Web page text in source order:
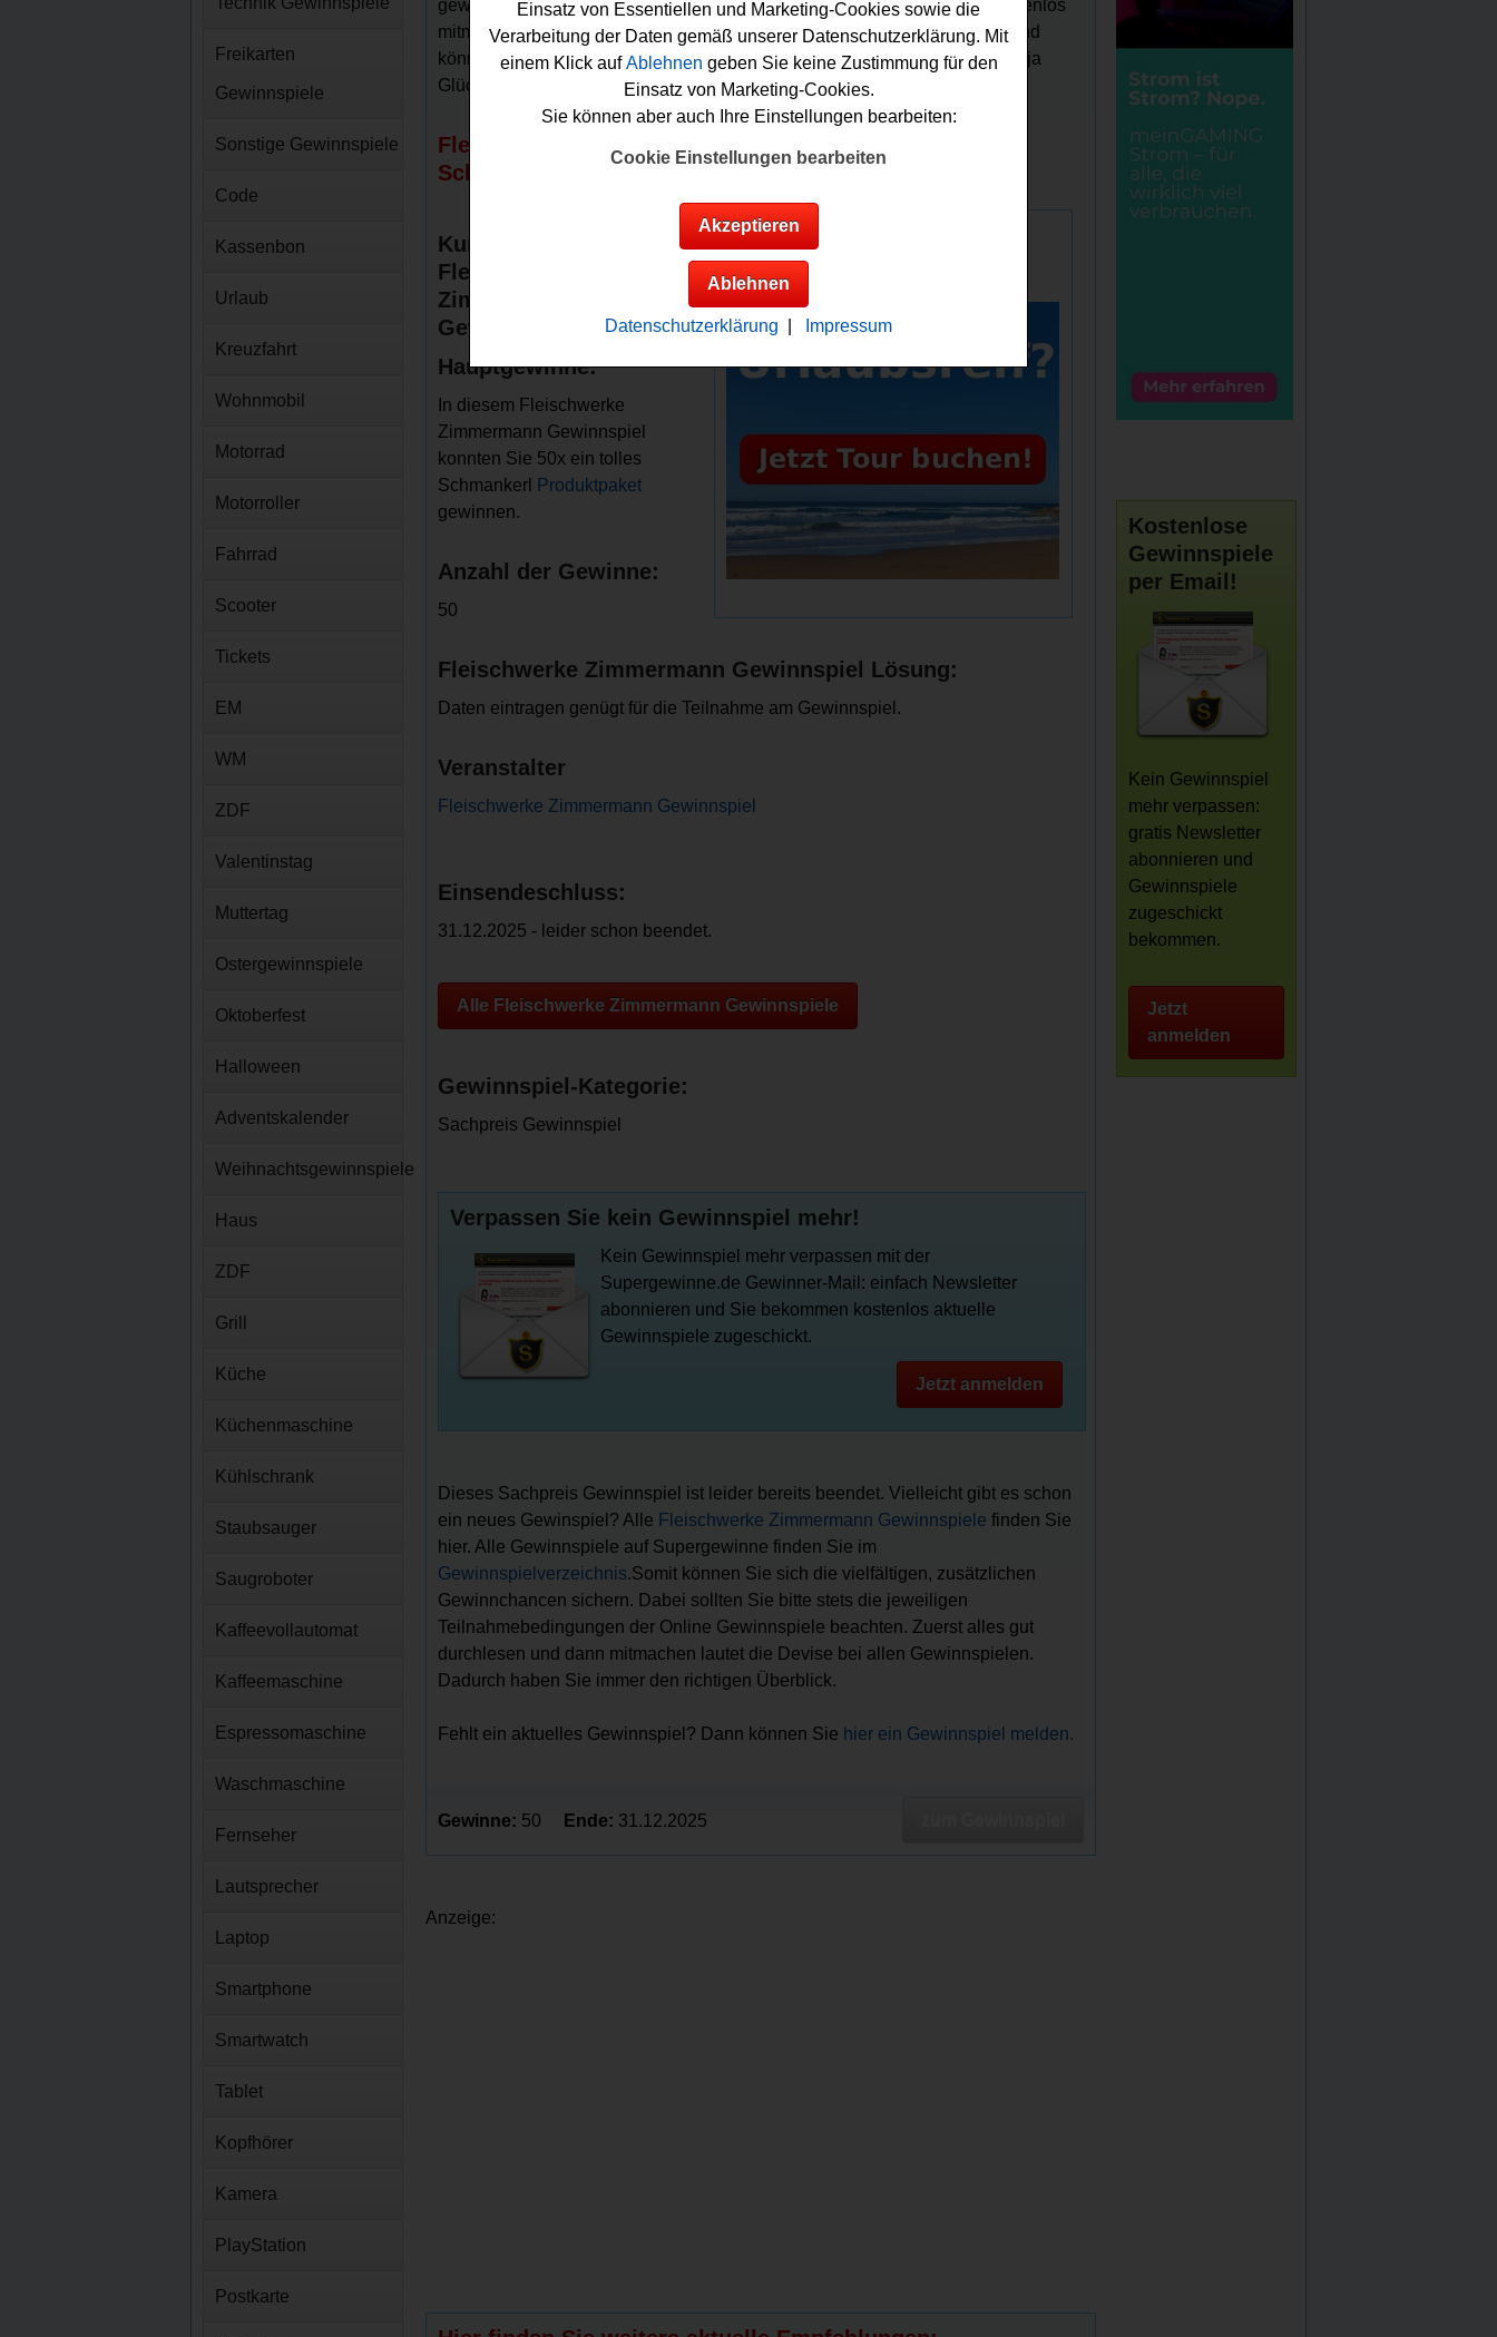
gewinnen. Falls Sie bei dem Fleischwerke Zimmermann Gewinnspiel kostenlos
mitmachen möchten, müssen Sie nur kurz das kleine Formular ausfüllen und
können sich damit schon Ihre Gewinnchance sichern. Vielleicht haben Sie ja
Glück? Auf jeden Fall sind die Daumen bereits fest gedrückt!
Fleischwerke Zimmermann verlost 50x ein tolles
Schmankerl Produktpaket
Anzeige:
Kurz-Infos zum
Fleischwerke
Zimmermann
Gewinnspiel
Hauptgewinne:
In diesem Fleischwerke
Zimmermann Gewinnspiel
konnten Sie 50x ein tolles
Schmankerl
Produktpaket
gewinnen.
Anzahl der Gewinne:
50
Fleischwerke Zimmermann Gewinnspiel Lösung:
Daten eintragen genügt für die Teilnahme am Gewinnspiel.
Veranstalter
Fleischwerke Zimmermann Gewinnspiel
Einsendeschluss:
31.12.2025 - leider schon beendet.
Alle Fleischwerke Zimmermann Gewinnspiele
Gewinnspiel-Kategorie:
Sachpreis Gewinnspiel
Verpassen Sie kein Gewinnspiel mehr!
Kein Gewinnspiel mehr verpassen mit der
Supergewinne.de Gewinner-Mail: einfach Newsletter
abonnieren und Sie bekommen kostenlos aktuelle
Gewinnspiele zugeschickt.
Jetzt anmelden
Dieses Sachpreis Gewinnspiel ist leider bereits beendet. Vielleicht gibt es schon
ein neues Gewinspiel? Alle Fleischwerke Zimmermann Gewinnspiele finden Sie
hier. Alle Gewinnspiele auf Supergewinne finden Sie im
Gewinnspielverzeichnis.Somit können Sie sich die vielfältigen, zusätzlichen
Gewinnchancen sichern. Dabei sollten Sie bitte stets die jeweiligen
Teilnahmebedingungen der Online Gewinnspiele beachten. Zuerst alles gut
durchlesen und dann mitmachen lautet die Devise bei allen Gewinnspielen.
Dadurch haben Sie immer den richtigen Überblick.
Fehlt ein aktuelles Gewinnspiel? Dann können Sie hier ein Gewinnspiel melden.
Gewinne: 50 Ende: 31.12.2025
Anzeige:
Freikarten
Gewinnspiele
Sonstige Gewinnspiele
Code
Kassenbon
Urlaub
Kreuzfahrt
Wohnmobil
Motorrad
Motorroller
Fahrrad
Scooter
Tickets
EM
WM
ZDF
Valentinstag
Muttertag
Ostergewinnspiele
Oktoberfest
Halloween
Adventskalender
Weihnachtsgewinnspiele
Haus
ZDF
Grill
Küche
Küchenmaschine
Kühlschrank
Staubsauger
Saugroboter
Kaffeevollautomat
Kaffeemaschine
Espressomaschine
Waschmaschine
Fernseher
Lautsprecher
Laptop
Smartphone
Smartwatch
Tablet
Kopfhörer
Kamera
PlayStation
Postkarte
Kostenlose
Gewinnspiele
per Email!
Kein Gewinnspiel
mehr verpassen:
gratis Newsletter
abonnieren und
Gewinnspiele
zugeschickt
bekommen.
Jetzt
anmelden
Einsatz von Essentiellen und Marketing-Cookies sowie die
Verarbeitung der Daten gemäß unserer Datenschutzerklärung. Mit
einem Klick aufAblehnen geben Sie keine Zustimmung für den
Einsatz von Marketing-Cookies.
Sie können aber auch Ihre Einstellungen bearbeiten:
Cookie Einstellungen bearbeiten
Akzeptieren
Ablehnen
Datenschutzerklärung Impressum